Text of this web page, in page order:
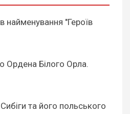
найменування "Героїв
Ордена Білого Орла.
та його польського